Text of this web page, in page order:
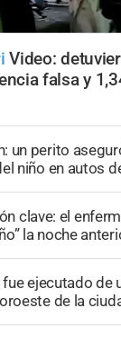
Video:
falsa y
un perito
niño en autos
clave: el
la noche
ejecutado de
de la